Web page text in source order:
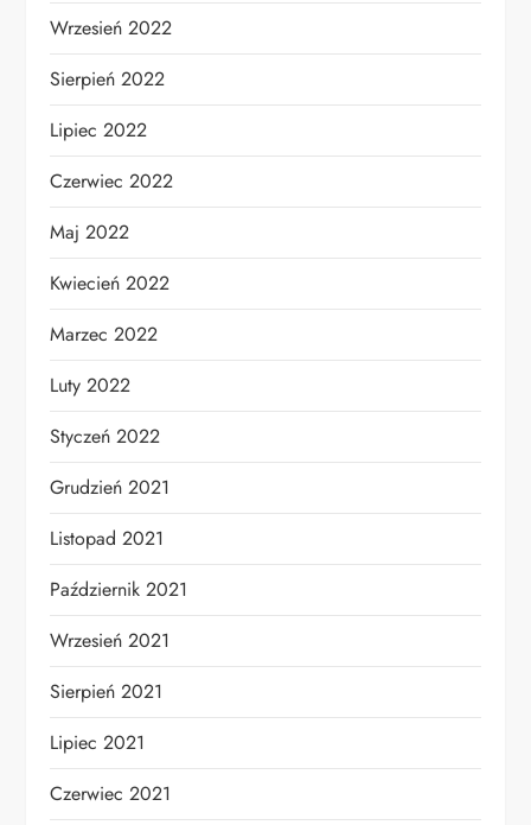
Wrzesień 2022
Sierpień 2022
Lipiec 2022
Czerwiec 2022
Maj 2022
Kwiecień 2022
Marzec 2022
Luty 2022
Styczeń 2022
Grudzień 2021
Listopad 2021
Październik 2021
Wrzesień 2021
Sierpień 2021
Lipiec 2021
Czerwiec 2021